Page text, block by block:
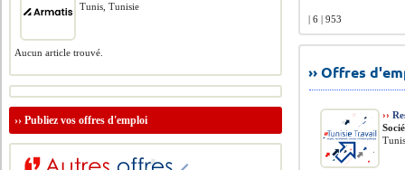
| 6 | 953
›› Offres
››
Tunis, Tunisie
Aucun article trouvé.
››Publiez vos offres d'emploi